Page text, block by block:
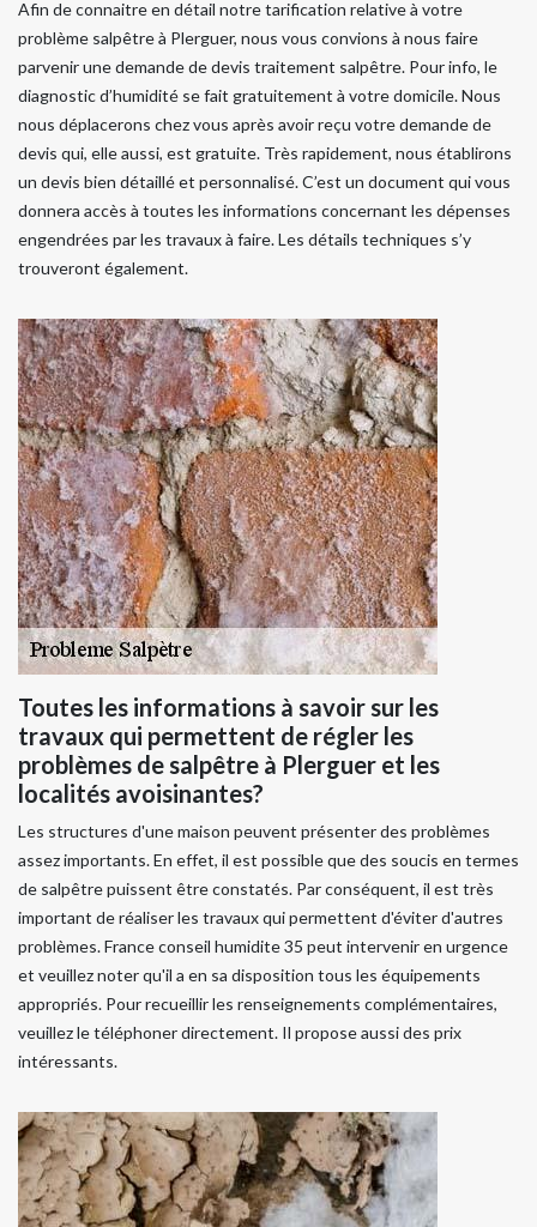
Afin de connaitre en détail notre tarification relative à votre
problème salpêtre à Plerguer, nous vous convions à nous faire
parvenir une demande de devis traitement salpêtre. Pour info, le
diagnostic d’humidité se fait gratuitement à votre domicile. Nous
nous déplacerons chez vous après avoir reçu votre demande de
devis qui, elle aussi, est gratuite. Très rapidement, nous établirons
un devis bien détaillé et personnalisé. C’est un document qui vous
donnera accès à toutes les informations concernant les dépenses
engendrées par les travaux à faire. Les détails techniques s’y
trouveront également.
Toutes les informations à savoir sur les
travaux qui permettent de régler les
problèmes de salpêtre à Plerguer et les
localités avoisinantes?
Les structures d'une maison peuvent présenter des problèmes
assez importants. En effet, il est possible que des soucis en termes
de salpêtre puissent être constatés. Par conséquent, il est très
important de réaliser les travaux qui permettent d'éviter d'autres
problèmes. France conseil humidite 35 peut intervenir en urgence
et veuillez noter qu'il a en sa disposition tous les équipements
appropriés. Pour recueillir les renseignements complémentaires,
veuillez le téléphoner directement. Il propose aussi des prix
intéressants.